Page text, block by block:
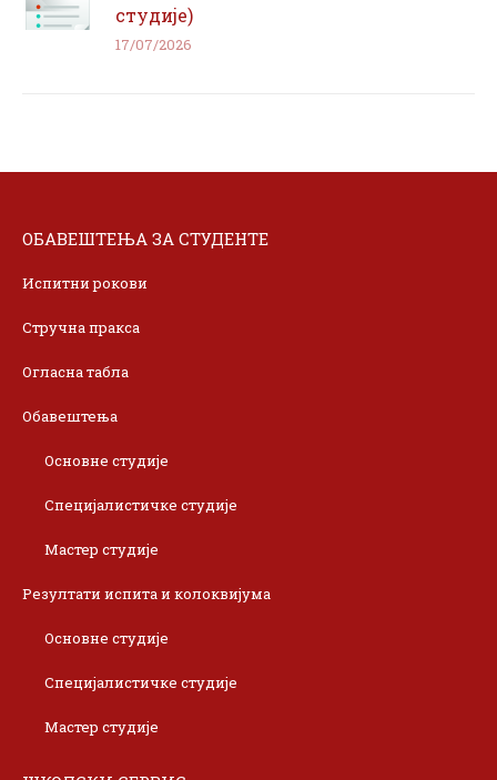
студије)
17/07/2026
ОБАВЕШТЕЊА ЗА СТУДЕНТЕ
Испитни рокови
Стручна пракса
Огласна табла
Обавештења
Основне студије
Специјалистичке студије
Мастер студије
Резултати испита и колоквијума
Основне студије
Специјалистичке студије
Мастер студије